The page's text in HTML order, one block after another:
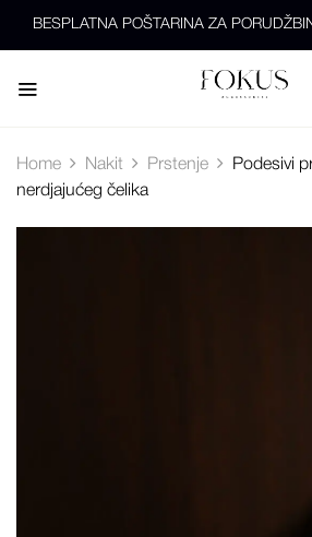
BESPLATNA POŠTARINA ZA
Home Nakit Prstenje
Podesivi
nerdjajućeg čelika